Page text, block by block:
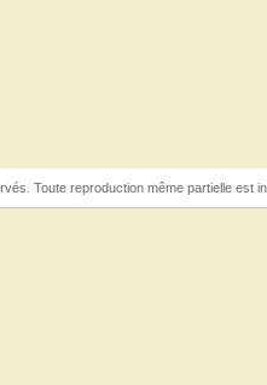
Toute reproduction même partielle est